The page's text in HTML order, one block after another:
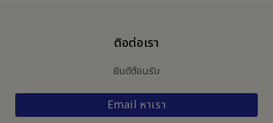
ติอต่อเรา
ยินดีต้อนรับ
Email หาเรา